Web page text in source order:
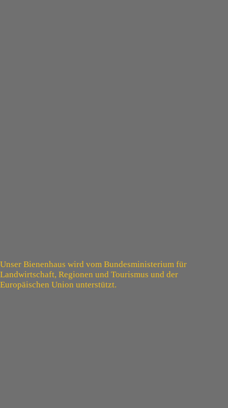
Unser Bienenhaus wird vom Bundesministerium für
Landwirtschaft, Regionen und Tourismus und der
Europäischen Union unterstützt.